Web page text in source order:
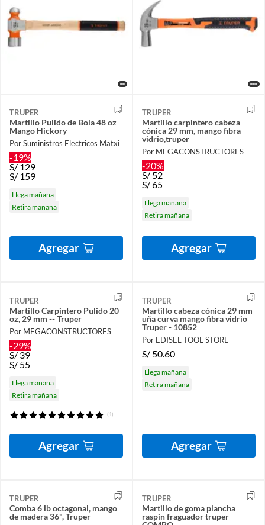
TRUPER
Martillo Pulido de Bola 48 oz
Mango Hickory
Por Suministros Electricos Matxi
-19%
S/129
S/ 159
Llega mañana
Retira mañana
Agregar
TRUPER
Martillo carpintero cabeza
cónica 29 mm, mango fibra
vidrio,truper
Por MEGACONSTRUCTORES
-20%
S/52
S/65
Llega mañana
Retira mañana
Agregar
TRUPER
Martillo Carpintero Pulido 20
oz, 29 mm -- Truper
Por MEGACONSTRUCTORES
-29%
S/39
S/ 55
Llega mañana
Retira mañana
(1)
Agregar
TRUPER
Martillo cabeza cónica 29 mm
uña curva mango fibra vidrio
Truper - 10852
Por EDISEL TOOL STORE
S/ 50.60
Llega mañana
Retira mañana
Agregar
TRUPER
Comba 6 lb octagonal, mango
de madera 36", Truper
TRUPER
Martillo de goma plancha
raspin fraguador truper